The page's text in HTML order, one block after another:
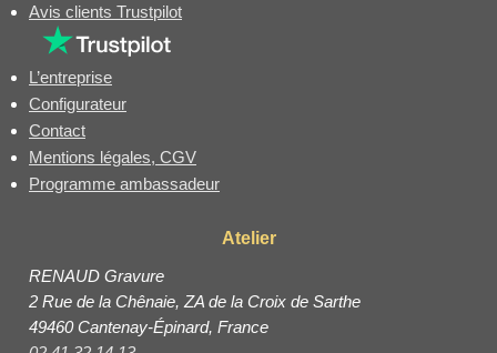
Avis clients Trustpilot
L’entreprise
Configurateur
Contact
Mentions légales, CGV
Programme ambassadeur
Atelier
RENAUD Gravure
2 Rue de la Chênaie, ZA de la Croix de Sarthe
49460 Cantenay-Épinard, France